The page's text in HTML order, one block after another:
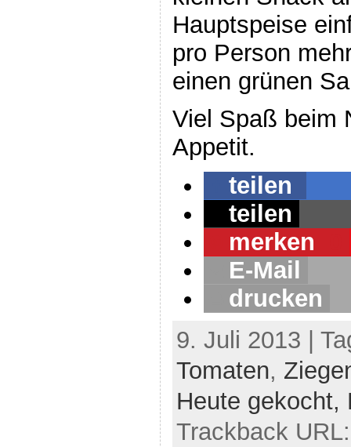
Hauptspeise
pro Person
einen grünen
Viel Spaß beim
Appetit.
teilen
teilen
merken
E-Mail
drucken
9. Juli 2013 |
Tomaten,
Heute gekocht,
Trackback URL: